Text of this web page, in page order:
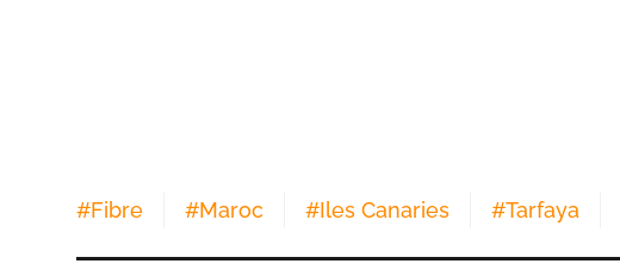
#Fibre #Maroc #Iles Canaries #Tarfaya